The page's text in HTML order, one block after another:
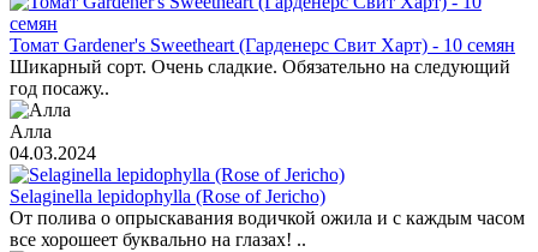
Томат Gardener's Sweetheart (Гарденерс Свит Харт) - 10 семян
Шикарный сорт. Очень сладкие. Обязательно на следующий
год посажу..
Алла
04.03.2024
Selaginella lepidophylla (Rose of Jericho)
От полива о опрыскавания водичкой ожила и с каждым часом
все хорошеет буквально на глазах! ..